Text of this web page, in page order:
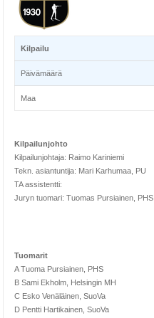
Kilpailu
Päivämäärä
Maa
Kilpailunjohto
Kilpailunjohtaja: Raimo Kariniemi
Tekn. asiantuntija: Mari Karhumaa, PU
TA assistentti:
Juryn tuomari: Tuomas Pursiainen, PHS
Tuomarit
A Tuoma Pursiainen, PHS
B Sami Ekholm, Helsingin MH
C Esko Venäläinen, SuoVa
D Pentti Hartikainen, SuoVa